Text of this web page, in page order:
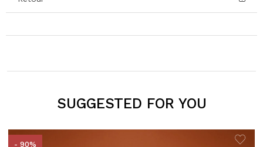
SUGGESTED FOR YOU
- 90%